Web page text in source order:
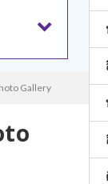
Gallery